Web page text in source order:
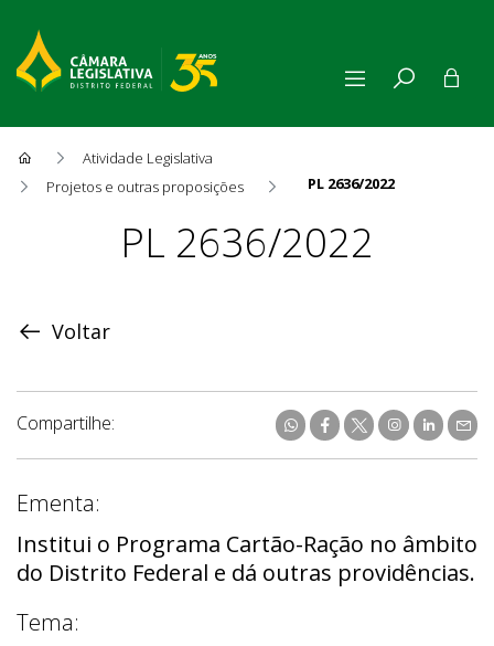
Atividade Legislativa
Projetos e outras proposições
PL 2636/2022
ProposiçãoPL 2636/2022
Voltar
Compartilhe:
Ementa:
Institui o Programa Cartão-Ração no âmbito
do Distrito Federal e dá outras providências.
Tema: